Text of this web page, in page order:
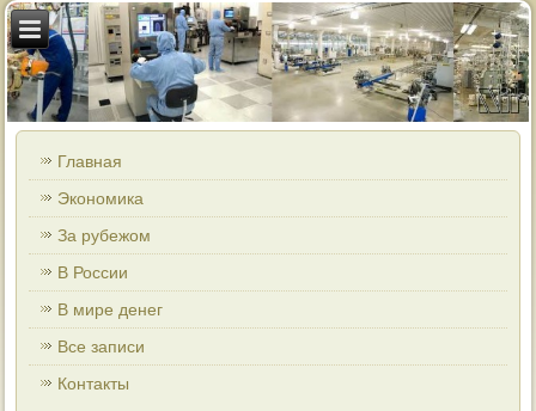
Главная
Экономика
За рубежом
В России
В мире денег
Все записи
Контакты